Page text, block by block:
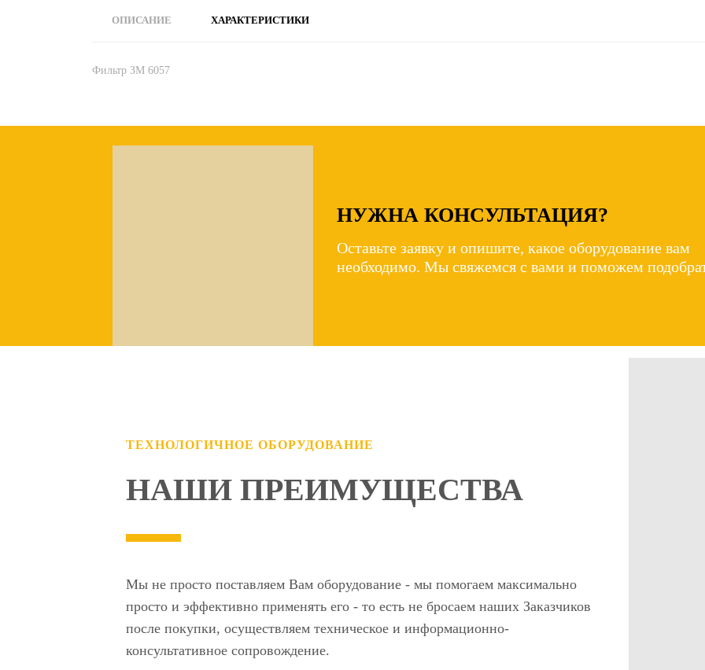
ОПИСАНИЕ ХАРАКТЕРИСТИКИ
Фильтр ЗМ 6057
НУЖНА КОНСУЛЬТАЦИЯ?
Оставьте заявку и опишите, какое оборудование вам
необходимо. Мы свяжемся с вами и поможем
ТЕХНОЛОГИЧНОЕ ОБОРУДОВАНИЕ
НАШИ ПРЕИМУЩЕСТВА
Мы не просто поставляем Вам оборудование - мы помогаем максимально
просто и эффективно применять его - то есть не бросаем наших Заказчиков
после покупки, осуществляем техническое и информационно-
консультативное сопровождение.